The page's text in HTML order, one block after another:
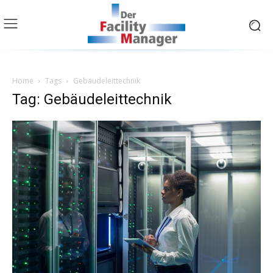
Home Tags Gebäudeleittechnik
Tag: Gebäudeleittechnik